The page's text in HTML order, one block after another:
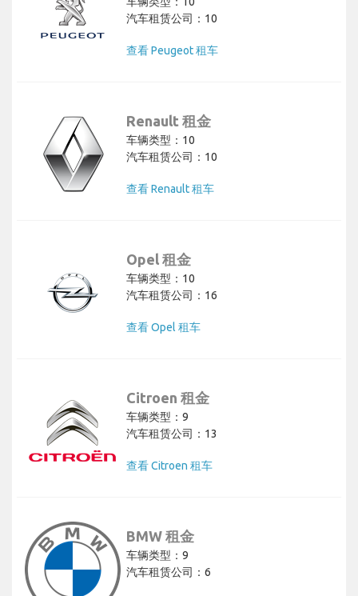
汽车租赁公司：10
查看 Peugeot 租车
Renault 租金
车辆类型：10
汽车租赁公司：10
查看 Renault 租车
Opel 租金
车辆类型：10
汽车租赁公司：16
查看 Opel 租车
Citroen 租金
车辆类型：9
汽车租赁公司：13
查看 Citroen 租车
BMW 租金
车辆类型：9
汽车租赁公司：6